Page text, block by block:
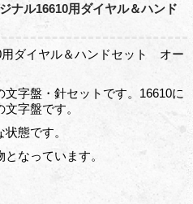
ナル16610用ダイヤル＆ハンド
ダイヤル＆ハンドセット オー
字盤・針セットです。16610に
字盤です。
態です。
なっています。